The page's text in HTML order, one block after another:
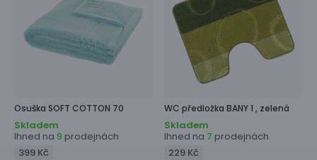
Osuška SOFT COTTON 70
Skladem
Ihned na 9 prodejnách
399 Kč
WC předložka BANY 1 , zelená
Skladem
Ihned na 7 prodejnách
229 Kč